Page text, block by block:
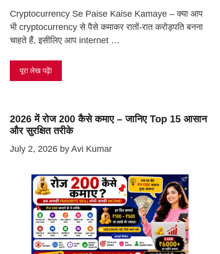
Cryptocurrency Se Paise Kaise Kamaye – क्या आप
भी cryptocurrency से पैसे कमाकर रातों-रात करोड़पति बनना
चाहते हैं, इसीलिए आप internet …
पूरा लेख पढ़ें!
2026 में रोज 200 कैसे कमाए – जानिए Top 15 आसान
और सुरक्षित तरीके
July 2, 2026 by Avi Kumar